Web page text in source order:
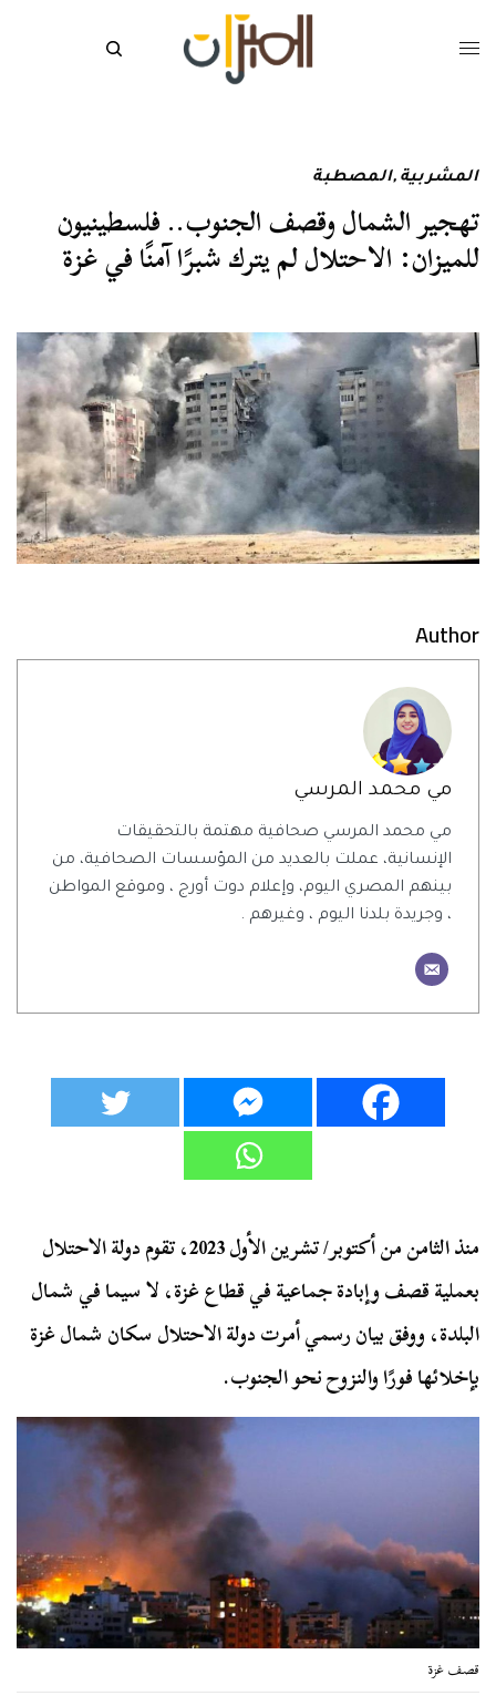
المشربية ,المصطبة
تهجير الشمال وقصف الجنوب.. فلسطينيون
للميزان: الاحتلال لم يترك شبرًا آمنًا في غزة
Author
مي محمد المرسي
مي محمد المرسي صحافية مهتمة بالتحقيقات
الإنسانية، عملت بالعديد من المؤسسات الصحافية، من
بينهم المصري اليوم، وإعلام دوت أورج ، وموقع المواطن
، وجريدة بلدنا اليوم ، وغيرهم .
منذ الثامن من أكتوبر/ تشرين الأول 2023، تقوم دولة الاحتلال
بعملية قصف وإبادة جماعية في قطاع غزة، لا سيما في شمال
البلدة، ووفق بيان رسمي أمرت دولة الاحتلال سكان شمال غزة
بإخلائها فورًا والنزوح نحو الجنوب.
قصف غزة